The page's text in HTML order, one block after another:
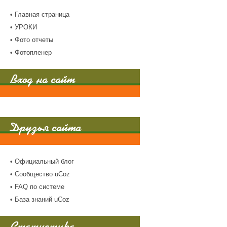
Главная страница
УРОКИ
Фото отчеты
Фотопленер
Вход на сайт
Друзья сайта
Официальный блог
Сообщество uCoz
FAQ по системе
База знаний uCoz